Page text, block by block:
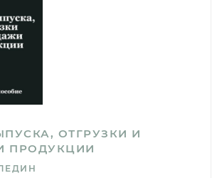
ОТГРУЗКИ И
ПРОДУКЦИИ